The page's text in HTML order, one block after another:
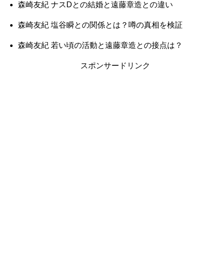
森崎友紀 ナスDとの結婚と遠藤章造との違い
森崎友紀 塩谷瞬との関係とは？噂の真相を検証
森崎友紀 若い頃の活動と遠藤章造との接点は？
スポンサードリンク